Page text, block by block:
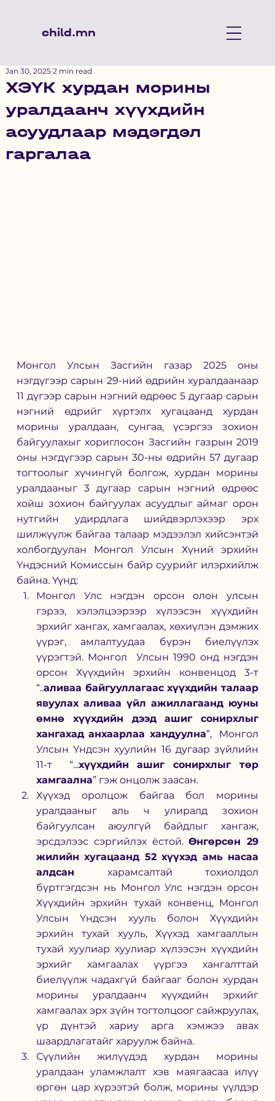
child.mn
ХЭҮК хурдан морины
уралдаанч хүүхдийн
асуудлаар мэдэгдэл
гаргалаа
Jan 30, 2025 2 min read
Монгол Улсын Засгийн газар 2025 оны
нэгдүгээр сарын 29-ний өдрийн хуралдаанаар
11 дүгээр сарын нэгний өдрөөс 5 дугаар сарын
нэгний өдрийг хүртэлх хугацаанд хурдан
морины уралдаан, сунгаа, үсэргээ зохион
байгуулахыг хориглосон Засгийн газрын 2019
оны нэгдүгээр сарын 30-ны өдрийн 57 дугаар
тогтоолыг хүчингүй болгож, хурдан морины
уралдааныг 3 дугаар сарын нэгний өдрөөс
хойш зохион байгуулах асуудлыг аймаг орон
нутгийн удирдлага шийдвэрлэхээр эрх
шилжүүлж байгаа талаар мэдээлэл хийсэнтэй
холбогдуулан Монгол Улсын Хүний эрхийн
Үндэсний Комиссын байр суурийг илэрхийлж
байна. Үүнд:
Монгол Улс нэгдэн орсон олон улсын
гэрээ, хэлэлцээрээр хүлээсэн хүүхдийн
эрхийг хангах, хамгаалах, хөхиүлэн дэмжих
үүрэг, амлалтуудаа бүрэн биелүүлэх
үүрэгтэй. Монгол  Улсын 1990 онд нэгдэн
орсон Хүүхдийн эрхийн конвенцод 3-т
“..аливаа байгууллагаас хүүхдийн талаар
явуулах аливаа үйл ажиллагаанд юуны
өмнө хүүхдийн дээд ашиг сонирхлыг
хангахад анхаарлаа хандуулна”,  Монгол
Улсын Үндсэн хуулийн 16 дугаар зүйлийн
11-т   “...хүүхдийн ашиг сонирхлыг төр
хамгаална” гэж онцолж заасан.
Хүүхэд оролцож байгаа бол морины
уралдааныг аль ч улиралд зохион
байгуулсан аюулгүй байдлыг хангаж,
эрсдэлээс сэргийлэх ёстой. Өнгөрсөн 29
жилийн хугацаанд 52 хүүхэд амь насаа
алдсан харамсалтай тохиолдол
бүртгэгдсэн нь Монгол Улс нэгдэн орсон
Хүүхдийн эрхийн тухай конвенц, Монгол
Улсын Үндсэн хууль болон Хүүхдийн
эрхийн тухай хууль, Хүүхэд хамгааллын
тухай хуулиар хуулиар хүлээсэн хүүхдийн
эрхийг хамгаалах үүргээ хангалттай
биелүүлж чадахгүй байгааг болон хурдан
морины уралдаанч хүүхдийн эрхийг
хамгаалах эрх зүйн тогтолцоог сайжруулах,
үр дүнтэй хариу арга хэмжээ авах
шаардлагатайг харуулж байна.
Сүүлийн жилүүдэд хурдан морины
уралдаан уламжлалт хэв маягаасаа илүү
өргөн цар хүрээтэй болж, морины үүлдэр